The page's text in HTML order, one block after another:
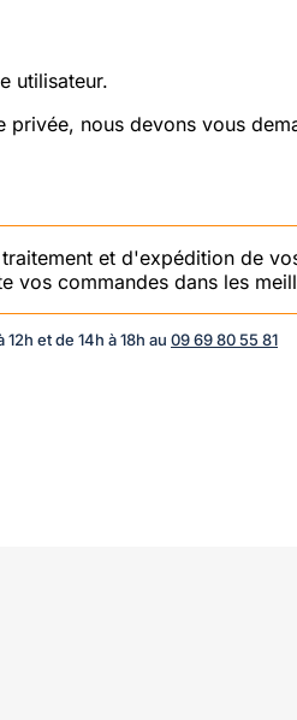
utilisateur.
nous devons vous
et d'expédition de
vos commandes dans les
et de 14h à 18h au 09 69 80 55 81